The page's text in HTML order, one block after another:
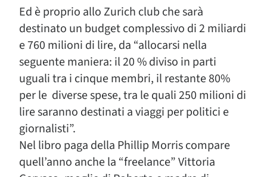
Ed è proprio allo Zurich club che sarà
destinato un budget complessivo di 2 miliardi
e 760 milioni di lire, da “allocarsi nella
seguente maniera: il 20 % diviso in parti
uguali tra i cinque membri, il restante 80%
per le diverse spese, tra le quali 250 milioni di
lire saranno destinati a viaggi per politici e
giornalisti”.
Nel libro paga della Phillip Morris compare
quell’anno anche la “freelance” Vittoria